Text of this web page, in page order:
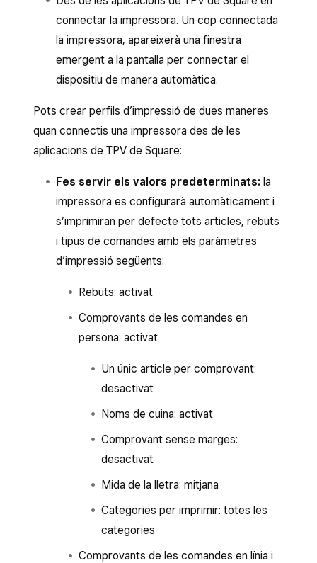
connectar la impressora. Un cop connectada
la impressora, apareixerà una finestra
emergent a la pantalla per connectar el
dispositiu de manera automàtica.
Pots crear perfils d’impressió de dues maneres
quan connectis una impressora des de les
aplicacions de TPV de Square:
Fes servir els valors predeterminats: la
impressora es configurarà automàticament i
s’imprimiran per defecte tots articles, rebuts
i tipus de comandes amb els paràmetres
d’impressió següents:
Rebuts: activat
Comprovants de les comandes en
persona: activat
Un únic article per comprovant:
desactivat
Noms de cuina: activat
Comprovant sense marges:
desactivat
Mida de la lletra: mitjana
Categories per imprimir: totes les
categories
Comprovants de les comandes en línia i